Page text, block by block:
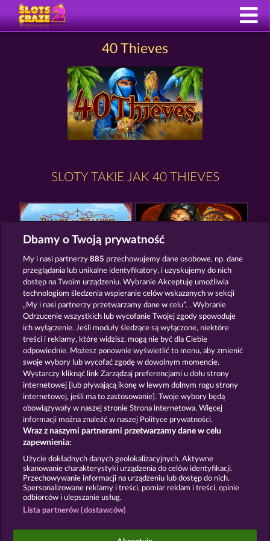
40 Thieves
SLOTY TAKIE JAK 40 THIEVES
PALACE OF TREASURES MAGIC BOOK 6
GATES OF PERSIA MAGIC BOOK
Zasady i warunki Polityka prywatności
Nota prawna Firma FAQ Facebook
Prześlij wniosek o wypłatę
Gry społecznościowe mają przeznaczenie czysto
Dbamy o Twoją prywatność
My i nasi partnerzy885 przechowujemy dane osobowe, np. dane
przeglądania lub unikalne identyfikatory, i uzyskujemy do nich
dostęp na Twoim urządzeniu. Wybranie Akceptuję umożliwia
technologiom śledzenia wspieranie celów wskazanych w sekcji
„My i nasi partnerzy przetwarzamy dane w celu”. . Wybranie
Odrzucenie wszystkich lub wycofanie Twojej zgody spowoduje
ich wyłączenie. Jeśli moduły śledzące są wyłączone, niektóre
treści i reklamy, które widzisz, mogą nie być dla Ciebie
odpowiednie. Możesz ponownie wyświetlić to menu, aby zmienić
swoje wybory lub wycofać zgodę w dowolnym momencie.
Wystarczy kliknąć link Zarządzaj preferencjami u dołu strony
internetowej [lub pływającą ikonę w lewym dolnym rogu strony
internetowej, jeśli ma to zastosowanie]. Twoje wybory będą
obowiązywały w naszej stronie Strona internetowa. Więcej
informacji można znaleźć w naszej Polityce prywatności.
Wraz z naszymi partnerami przetwarzamy dane w celu
zapewnienia:
Użycie dokładnych danych geolokalizacyjnych. Aktywne
skanowanie charakterystyki urządzenia do celów identyfikacji.
Przechowywanie informacji na urządzeniu lub dostęp do nich.
Spersonalizowane reklamy i treści, pomiar reklam i treści, opinie
odbiorców i ulepszanie usług.
Lista partnerów (dostawców)